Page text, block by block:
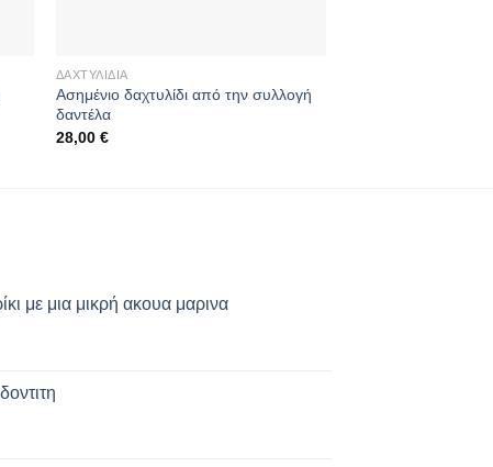
ΔΑΧΤΥΛΊΔΙΑ
Ασημένιο δαχτυλίδι από την συλλογή
δαντέλα
28,00 €
με μια μικρή ακουα μαρινα